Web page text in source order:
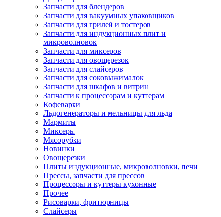
Запчасти для блендеров
Запчасти для вакуумных упаковщиков
Запчасти для грилей и тостеров
Запчасти для индукционных плит и
микроволновок
Запчасти для миксеров
Запчасти для овощерезок
Запчасти для слайсеров
Запчасти для соковыжималок
Запчасти для шкафов и витрин
Запчасти к процессорам и куттерам
Кофеварки
Льдогенераторы и мельницы для льда
Мармиты
Миксеры
Мясорубки
Новинки
Овощерезки
Плиты индукционные, микроволновки, печи
Прессы, запчасти для прессов
Процессоры и куттеры кухонные
Прочее
Рисоварки, фритюрницы
Слайсеры